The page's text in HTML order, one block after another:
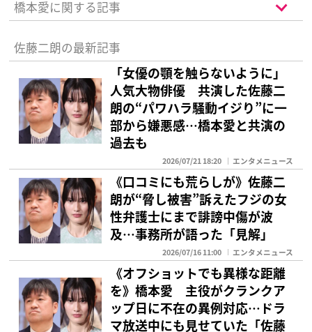
橋本愛に関する記事
佐藤二朗の最新記事
「女優の顎を触らないように」
人気大物俳優 共演した佐藤二
朗の“パワハラ騒動イジり”に一
部から嫌悪感…橋本愛と共演の
過去も
2026/07/21 18:20 エンタメニュース
《口コミにも荒らしが》佐藤二
朗が“脅し被害”訴えたフジの女
性弁護士にまで誹謗中傷が波
及…事務所が語った「見解」
2026/07/16 11:00 エンタメニュース
《オフショットでも異様な距離
を》橋本愛 主役がクランクア
ップ日に不在の異例対応…ドラ
マ放送中にも見せていた「佐藤